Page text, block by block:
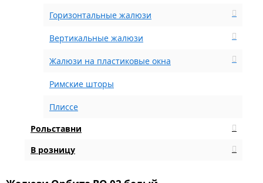
Горизонтальные жалюзи
Вертикальные жалюзи
Жалюзи на пластиковые окна
Римские шторы
Плиссе
Рольставни
В розницу